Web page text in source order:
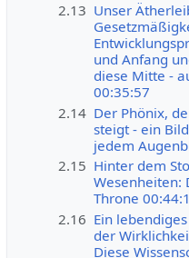
2.13 Unser
und Anfang
diese Mitte -
00:35:57
2.14 Der Phönix,
steigt - ein
jedem
2.15 Hinter dem
Wesenheiten:
Throne
2.16 Ein
der
Diese